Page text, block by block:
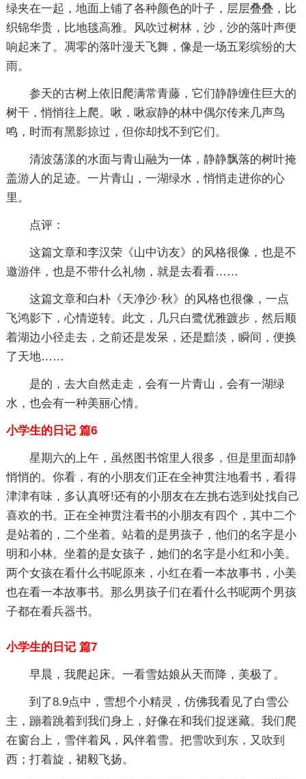
绿夹在一起，地面上铺了各种颜色的叶子，层层叠叠，比
织锦华贵，比地毯高雅。风吹过树林，沙，沙的落叶声便
响起来了。凋零的落叶漫天飞舞，像是一场五彩缤纷的大
雨。
参天的古树上依旧爬满常青藤，它们静静缠住巨大的
树干，悄悄往上爬。啾，啾寂静的林中偶尔传来几声鸟
鸣，时而有黑影掠过，但你却找不到它们。
清波荡漾的水面与青山融为一体，静静飘落的树叶掩
盖游人的足迹。一片青山，一湖绿水，悄悄走进你的心
里。
点评：
这篇文章和李汉荣《山中访友》的风格很像，也是不
邀游伴，也是不带什么礼物，就是去看看……
这篇文章和白朴《天净沙·秋》的风格也很像，一点
飞鸿影下，心情逆转。此文，几只白鹭优雅踱步，然后顺
着湖边小径走去，之前还是发呆，还是黯淡，瞬间，便换
了天地……
是的，去大自然走走，会有一片青山，会有一湖绿
水，也会有一种美丽心情。
小学生的日记 篇6
星期六的上午，虽然图书馆里人很多，但是里面却静
悄悄的。你看，有的小朋友们正在全神贯注地看书，看得
津津有味，多认真呀!还有的小朋友在左挑右选到处找自己
喜欢的书。正在全神贯注看书的小朋友有四个，其中二个
是站着的，二个坐着。站着的是男孩子，他们的名字是小
明和小林。坐着的是女孩子，她们的名字是小红和小美。
两个女孩在看什么书呢原来，小红在看一本故事书，小美
也在看一本故事书。那么男孩子们在看什么书呢两个男孩
子都在看兵器书。
小学生的日记 篇7
早晨，我爬起床。一看雪姑娘从天而降，美极了。
到了8.9点中，雪想个小精灵，仿佛我看见了白雪公
主，蹦着跳着到我们身上，好像在和我们捉迷藏。我们爬
在窗台上，雪伴着风，风伴着雪。把雪吹到东，又吹到
西；打着旋，裙毅飞扬。